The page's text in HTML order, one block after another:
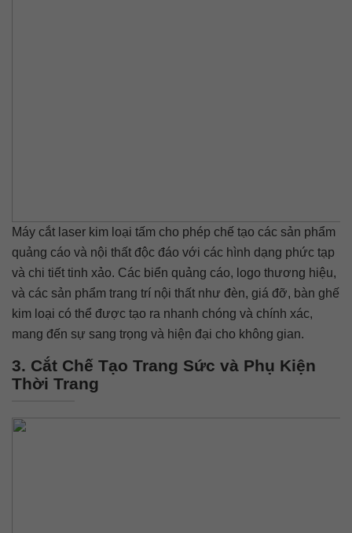
Máy cắt laser kim loại tấm cho phép chế tạo các sản phẩm
quảng cáo và nội thất độc đáo với các hình dạng phức tạp
và chi tiết tinh xảo. Các biển quảng cáo, logo thương hiệu,
và các sản phẩm trang trí nội thất như đèn, giá đỡ, bàn ghế
kim loại có thể được tạo ra nhanh chóng và chính xác,
mang đến sự sang trọng và hiện đại cho không gian.
3. Cắt Chế Tạo Trang Sức và Phụ Kiện
Thời Trang